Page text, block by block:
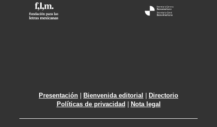
Presentación | Bienvenida editorial | Directorio
Políticas de privacidad | Nota legal